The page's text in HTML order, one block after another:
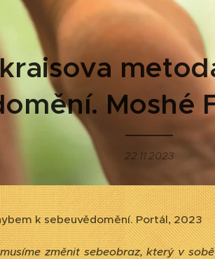
Moshé
22.11.2023
k sebeuvědomění. Portál, 2023
změnit sebeobraz, který v